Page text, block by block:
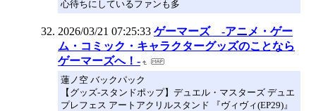
心待ちにしているファンも多
2026/03/21 07:25:33 ゲーマーズ -アニメ・ゲー
ム・コミック・キャラクターグッズのことなら
ゲーマーズへ！-
蓮ノ空 バックパック
【グッズ-スタンドポップ】デュエル・マスターズ デュエ
プレフェス アートアクリルスタンド 『ヴィヴィ(EP29)』